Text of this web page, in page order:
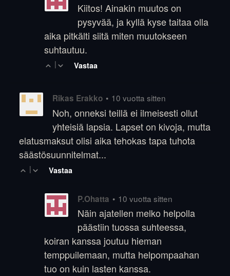
Kiitos! Ainakin muutos on
pysyvää, ja kyllä kyse taitaa olla
aika pitkälti siitä miten muutokseen
suhtautuu.
| Vastaa
Rikas Erakko • 10 vuotta sitten
Noh, onneksi teillä ei ilmeisesti ollut
yhteisiä lapsia. Lapset on kivoja, mutta
elatusmaksut olisi aika tehokas tapa tuhota
säästösuunnitelmat...
| Vastaa
P.Ohatta • 10 vuotta sitten
Näin ajatellen melko helpolla
päästiin tuossa suhteessa,
koiran kanssa joutuu hieman
temppuilemaan, mutta helpompaahan
tuo on kuin lasten kanssa.